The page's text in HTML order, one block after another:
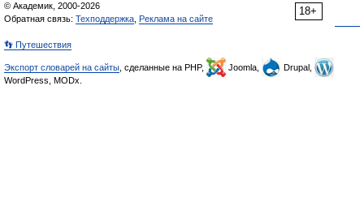
18+
© Академик, 2000-2026
Обратная связь: Техподдержка Реклама на сайте
👣 Путешествия
Экспорт словарей на сайты , сделанные на PHP, Joomla,
Drupal,
WordPress, MODx.